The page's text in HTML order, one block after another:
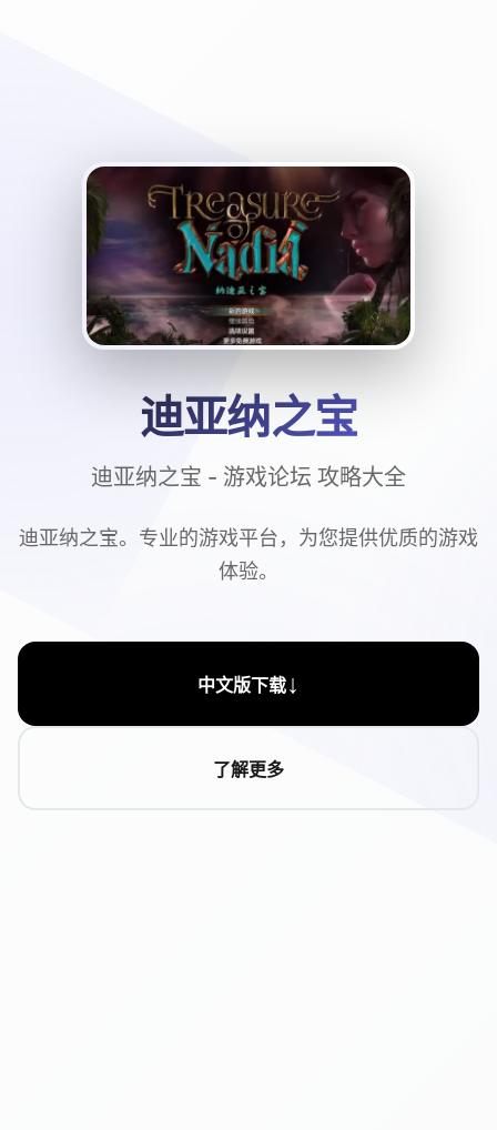
迪亚纳之宝
迪亚纳之宝 - 游戏论坛 攻略大全
迪亚纳之宝。专业的游戏平台，为您提供优质的游戏
体验。
中文版下载↓
了解更多